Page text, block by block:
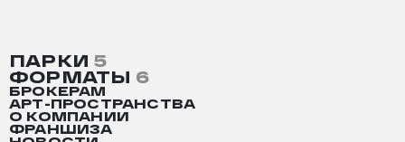
ПАРКИ 5
ФОРМАТЫ 6
БРОКЕРАМ
АРТ-ПРОСТРАНСТВА
О КОМПАНИИ
ФРАНШИЗА